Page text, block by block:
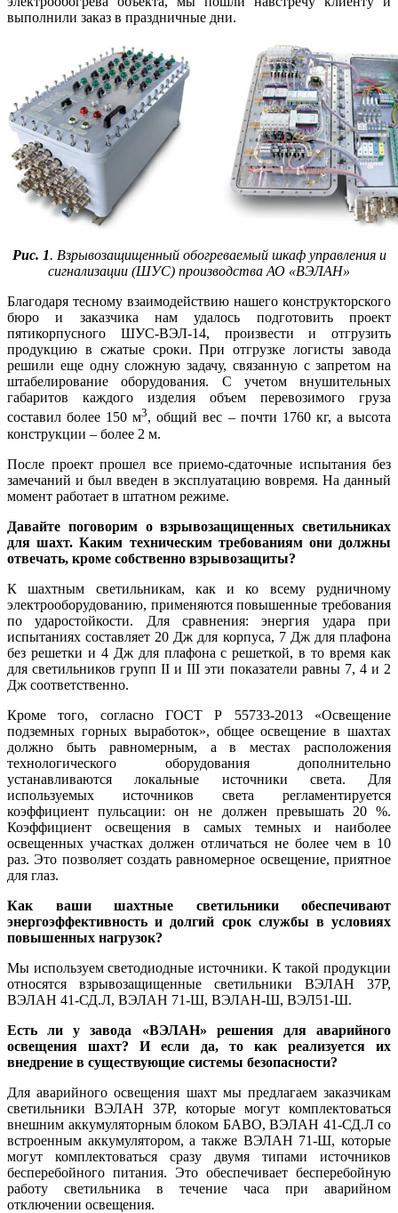
выполнили заказ в праздничные дни.
Рис. 1. Взрывозащищенный обогреваемый шкаф управления и
сигнализации (ШУС) производства АО «ВЭЛАН»
Благодаря тесному взаимодействию нашего конструкторского
бю­ро и заказчика нам удалось подготовить проект
пятикорпусного ШУС-ВЭЛ-14, произвести и отгрузить
продукцию в сжатые сроки. При отгрузке логисты завода
решили еще одну сложную задачу, связанную с запретом на
штабелирование оборудования. С учетом внушительных
габаритов каждого изделия объем перевозимого груза
составил более 150 м3, общий вес – почти 1760 кг, а высота
конструкции – более 2 м.
После проект прошел все приемо-сдаточные испытания без
замечаний и был введен в эксплуатацию вовремя. На данный
момент работает в штатном режиме.
Давайте поговорим о взрывозащищенных светильниках
для шахт. Каким техническим требованиям они должны
отвечать, кроме собственно взрывозащиты?
К шахтным светильникам, как и ко всему рудничному
электрооборудованию, применяются повышенные требования
по ударостойкости. Для сравнения: энергия удара при
испытаниях составляет 20 Дж для корпуса, 7 Дж для плафона
без решетки и 4 Дж для плафона с решеткой, в то время как
для светильников групп II и III эти показатели равны 7, 4 и 2
Дж соответственно.
Кроме того, согласно ГОСТ Р 55733-2013 «Освещение
подземных горных выработок», общее освещение в шахтах
должно быть равномерным, а в местах расположения
технологического оборудования дополнительно
устанавливаются локальные источники света. Для
используемых источников света регламентируется
коэффициент пульсации: он не должен превышать 20 %.
Коэффициент освещения в самых темных и наиболее
освещенных участках должен отличаться не более чем в 10
раз. Это позволяет создать равномерное освещение, приятное
для глаз.
Как ваши шахтные светильники обеспечивают
энергоэффективность и долгий срок службы в условиях
повышенных нагрузок?
Мы используем светодиодные ис­точники. К такой продукции
относятся взрывозащищенные светильники ­ВЭЛАН 37Р,
ВЭЛАН 41-СД.Л, ­ВЭЛАН 71-Ш, ВЭЛАН-Ш, ВЭЛ51-Ш.
Есть ли у завода «ВЭЛАН» решения для аварийного
освещения шахт? И если да, то как реализуется их
внедрение в существующие системы безопасности?
Для аварийного освещения шахт мы предлагаем заказчикам
светильники ВЭЛАН 37Р, которые могут комплектоваться
внешним аккумуляторным блоком БАВО, ВЭЛАН 41-СД.Л со
встроенным аккумулятором, а также ВЭЛАН 71-Ш, которые
могут комплектоваться сразу двумя типами источников
бесперебойного питания. Это обеспечивает бесперебойную
работу светильника в течение ча­са при аварийном
отключении освещения.